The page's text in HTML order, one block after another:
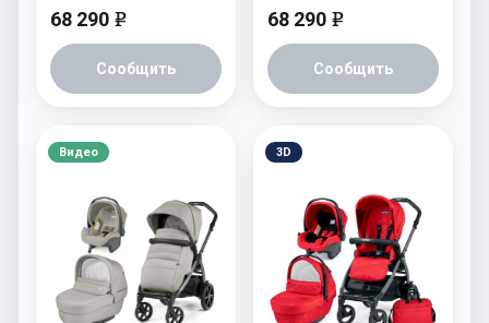
68 290 e
Сообщить
68 290 e
Сообщить
Видео 3D